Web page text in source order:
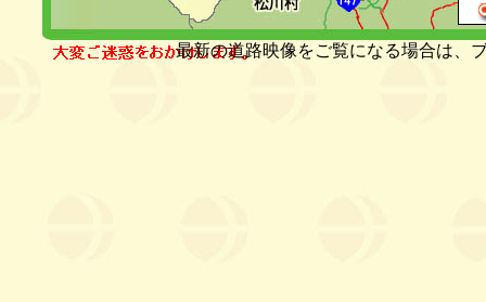
最新の道路映像をご覧になる場合は、